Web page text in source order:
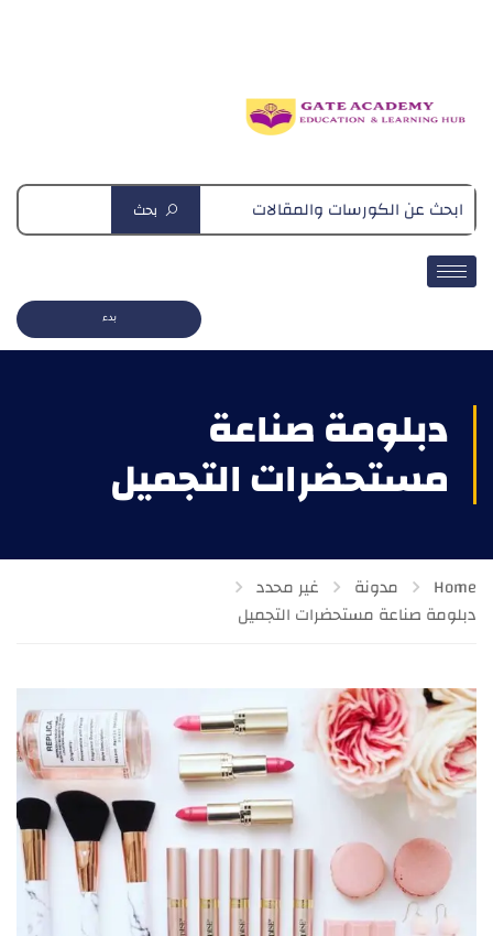
بحث
بدء
دبلومة صناعة
مستحضرات التجميل
Home مدونة
غير محدد
دبلومة صناعة مستحضرات التجميل